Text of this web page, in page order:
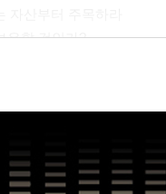
유할 것인가?
기본원리